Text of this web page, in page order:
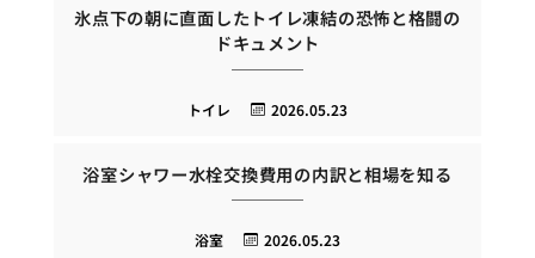
氷点下の朝に直面したトイレ凍結の恐怖と格闘の
ドキュメント
2026.05.23
トイレ
浴室シャワー水栓交換費用の内訳と相場を知る
2026.05.23
浴室